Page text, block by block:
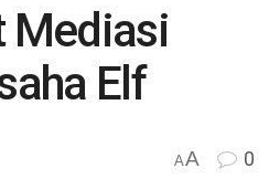
Mediasi
Elf
AA 0